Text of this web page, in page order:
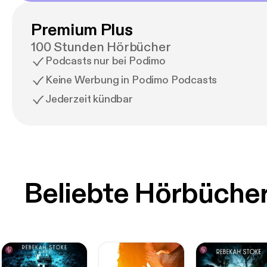
Premium Plus
100 Stunden Hörbücher
Podcasts nur bei Podimo
Keine Werbung in Podimo Podcasts
Jederzeit kündbar
Beliebte